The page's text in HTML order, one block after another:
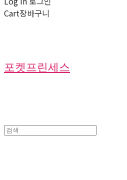
Cart장바구니
포켓프린세스